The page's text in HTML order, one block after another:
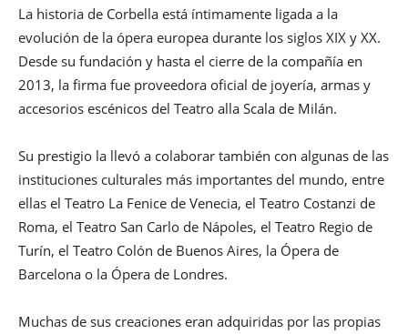
La historia de Corbella está íntimamente ligada a la
evolución de la ópera europea durante los siglos XIX y XX.
Desde su fundación y hasta el cierre de la compañía en
2013, la firma fue proveedora oficial de joyería, armas y
accesorios escénicos del Teatro alla Scala de Milán.
Su prestigio la llevó a colaborar también con algunas de las
instituciones culturales más importantes del mundo, entre
ellas el Teatro La Fenice de Venecia, el Teatro Costanzi de
Roma, el Teatro San Carlo de Nápoles, el Teatro Regio de
Turín, el Teatro Colón de Buenos Aires, la Ópera de
Barcelona o la Ópera de Londres.
Muchas de sus creaciones eran adquiridas por las propias